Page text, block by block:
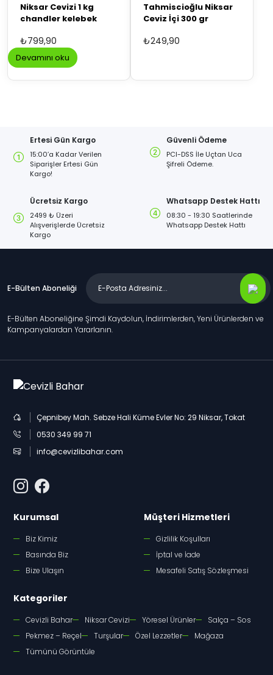
Niksar Cevizi 1 kg
chandler kelebek
₺799,90
Devamını oku
Tahmiscioğlu Niksar
Ceviz İçi 300 gr
₺249,90
Ertesi Gün Kargo
15:00’a Kadar Verilen
Siparişler Ertesi Gün
Kargo!
Güvenli Ödeme
PCI-DSS İle Uçtan Uca
Şifreli Ödeme.
Ücretsiz Kargo
2499 ₺ Üzeri
Alışverişlerde Ücretsiz
Kargo
Whatsapp Destek Hattı
08:30 - 19:30 Saatlerinde
Whatsapp Destek Hattı
E-Bülten Aboneliği
E-Bülten Aboneliğine Şimdi Kaydolun, İndirimlerden, Yeni Ürünlerden ve
Kampanyalardan Yararlanın.
Çepnibey Mah. Sebze Hali Küme Evler No: 29 Niksar, Tokat
0530 349 99 71
info@cevizlibahar.com
Kurumsal
Biz Kimiz
Basında Biz
Bize Ulaşın
Müşteri Hizmetleri
Gizlilik Koşulları
İptal ve İade
Mesafeli Satış Sözleşmesi
Kategoriler
Cevizli Bahar Niksar Cevizi Yöresel Ürünler
Salça – Sos
Pekmez – Reçel
Turşular Özel Lezzetler
Mağaza
Tümünü Görüntüle